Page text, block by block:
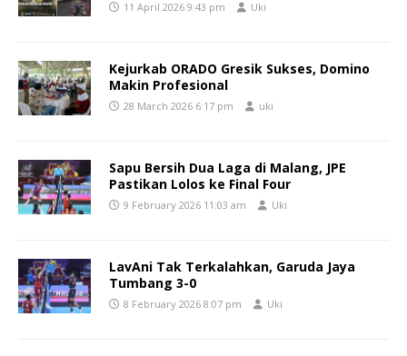
11 April 2026 9:43 pm Uki
Kejurkab ORADO Gresik Sukses, Domino
Makin Profesional
28 March 2026 6:17 pm uki
Sapu Bersih Dua Laga di Malang, JPE
Pastikan Lolos ke Final Four
9 February 2026 11:03 am Uki
LavAni Tak Terkalahkan, Garuda Jaya
Tumbang 3-0
8 February 2026 8:07 pm Uki